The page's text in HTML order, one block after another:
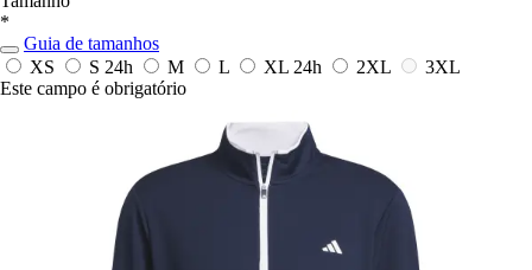
*
Guia de tamanhos
XS
S 24h M L XL 24h 2XL
3XL
Este campo é obrigatório